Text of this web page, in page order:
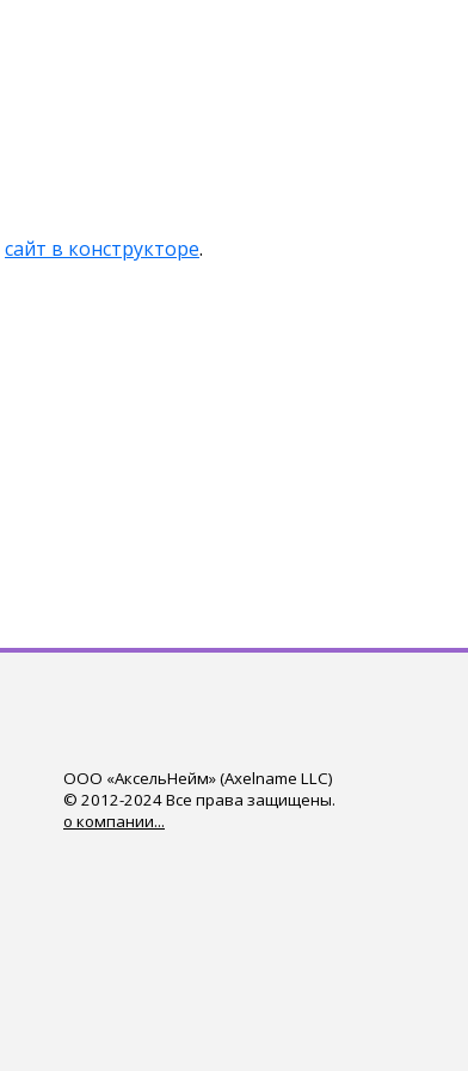
сайт в конструкторе.
ООО «АксельНейм» (Axelname LLC)
© 2012-2024 Все права защищены.
о компании...